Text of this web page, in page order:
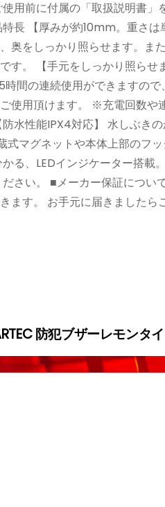
用前に付属の「取扱説明書」
長 【厚みが約10mm。重さは
をしっかり照らせます。ま
す。 【手元をしっかり照ら
間の連続使用ができますの
使用頂けます。 ※充電回数や
水性能IPX4対応】 水しぶき
マグネットや本体上部のフ
る、LEDインジケーター搭載
さい。 ■メーカー保証につい
す。 お手元に届きましたら
防犯ブザーレモンタ